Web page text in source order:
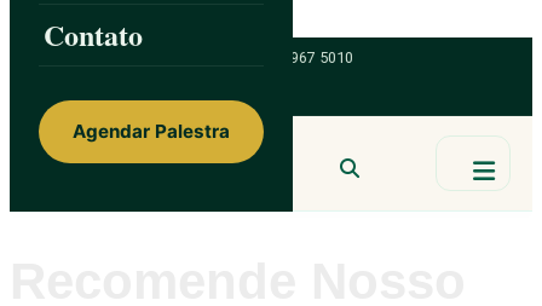
Skip to content
47 9 9967 5010
Ainor Lotério
Contato
Agendar Palestra